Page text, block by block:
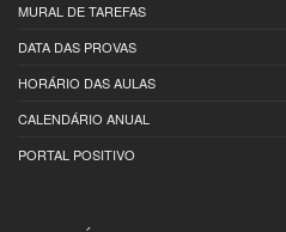
MURAL DE TAREFAS
DATA DAS PROVAS
HORÁRIO DAS AULAS
CALENDÁRIO ANUAL
PORTAL POSITIVO